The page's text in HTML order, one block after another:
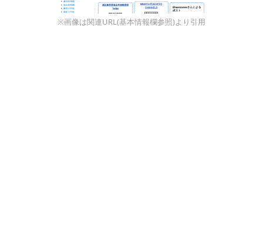
※画像は関連URL(基本情報欄参照)より引用